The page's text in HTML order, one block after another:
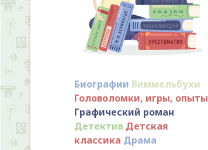
Биографии Виммельбухи
Головоломки, игры, опыты
Графический роман
Детектив Детская
классика Драма